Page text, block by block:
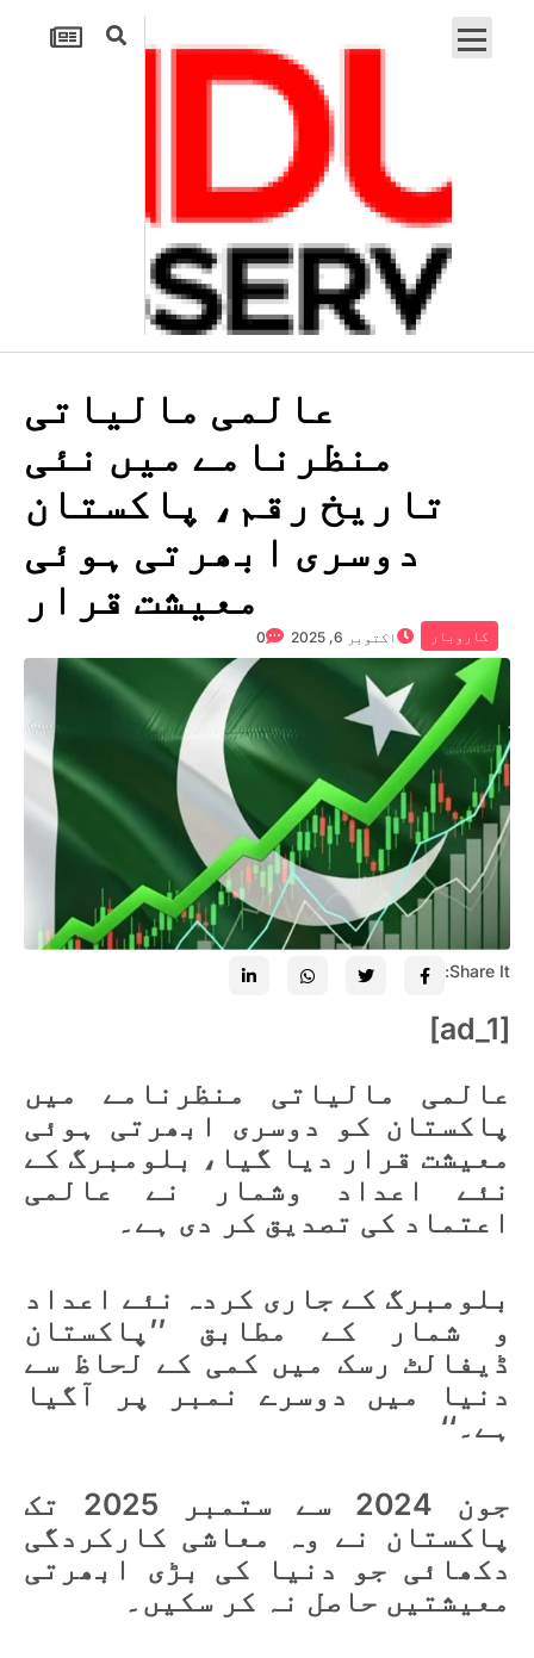
عالمی مالیاتی
منظرنامے میں نئی
تاریخ رقم، پاکستان
دوسری ابھرتی ہوئی
معیشت قرار
کاروبار اکتوبر 6, 2025 0
Share It:
[ad_1]
عالمی مالیاتی منظرنامے میں
پاکستان کو دوسری ابھرتی ہوئی
معیشت قرار دیا گیا، بلومبرگ کے
نئے اعداد وشمار نے عالمی
اعتماد کی تصدیق کر دی ہے۔
بلومبرگ کے جاری کردہ نئے اعداد
و شمار کے مطابق ’’پاکستان
ڈیفالٹ رسک میں کمی کے لحاظ سے
دنیا میں دوسرے نمبر پر آگیا
ہے۔‘‘
جون 2024 سے ستمبر 2025 تک
پاکستان نے وہ معاشی کارکردگی
دکھائی جو دنیا کی بڑی ابھرتی
معیشتیں حاصل نہ کر سکیں۔